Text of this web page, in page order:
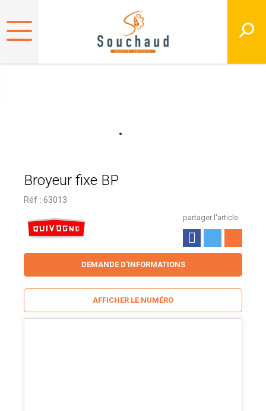
Broyeur fixe BP
Réf : 63013
partager l'article
DEMANDE D'INFORMATIONS
AFFICHER LE NUMÉRO